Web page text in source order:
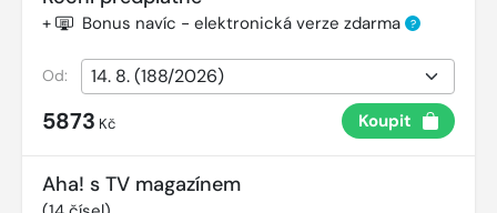
+ Bonus navíc - elektronická verze zdarma ?
Od:
5873 Kč Koupit
Aha! s TV magazínem